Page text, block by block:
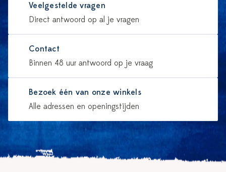
Veelgestelde vragen
Direct antwoord op al je vragen
Contact
Binnen 48 uur antwoord op je vraag
Bezoek één van onze winkels
Alle adressen en openingstijden